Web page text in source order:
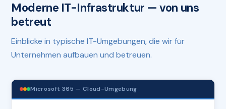
Moderne IT-Infrastruktur — von uns
betreut
Einblicke in typische IT-Umgebungen, die wir für
Unternehmen aufbauen und betreuen.
Microsoft 365 — Cloud-Umgebung